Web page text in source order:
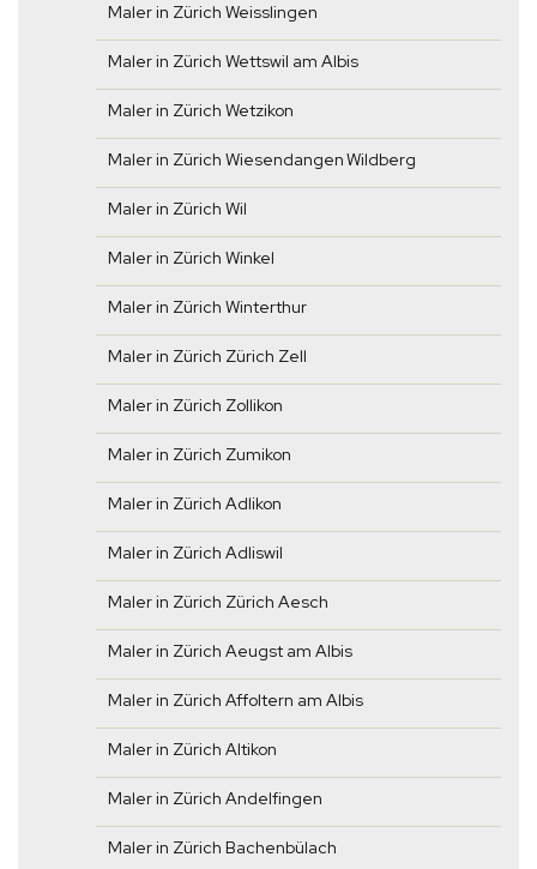
Maler in Zürich Weisslingen
Maler in Zürich Wettswil am Albis
Maler in Zürich Wetzikon
Maler in Zürich Wiesendangen Wildberg
Maler in Zürich Wil
Maler in Zürich Winkel
Maler in Zürich Winterthur
Maler in Zürich Zürich Zell
Maler in Zürich Zollikon
Maler in Zürich Zumikon
Maler in Zürich Adlikon
Maler in Zürich Adliswil
Maler in Zürich Zürich Aesch
Maler in Zürich Aeugst am Albis
Maler in Zürich Affoltern am Albis
Maler in Zürich Altikon
Maler in Zürich Andelfingen
Maler in Zürich Bachenbülach